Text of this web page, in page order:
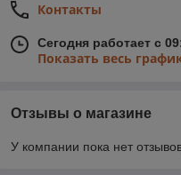
Контакты
Сегодня работает с
Показать весь
Отзывы о магазине
У компании пока нет